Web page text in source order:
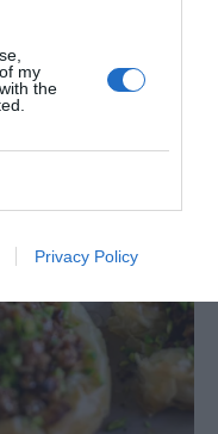
my
the
Privacy Policy